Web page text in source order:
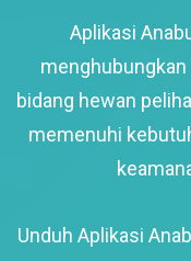
Aplikasi
bidang hewan
memenuhi
Unduh Aplikasi